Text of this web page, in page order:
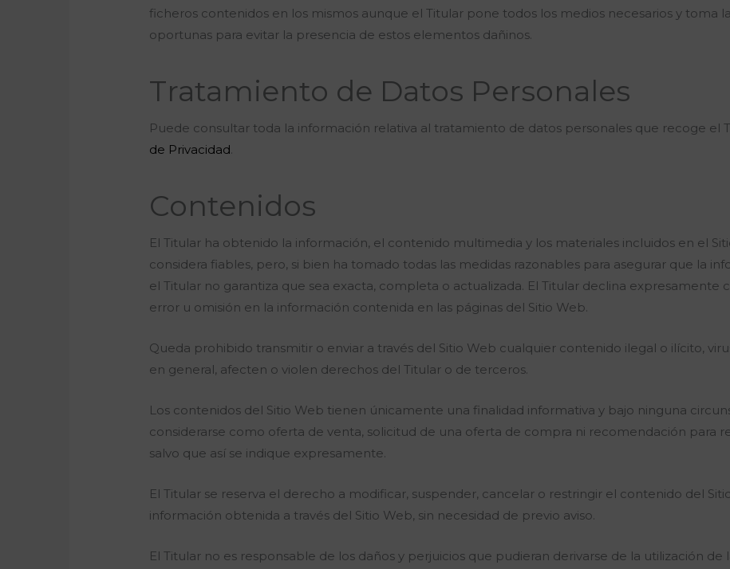
ficheros contenidos en los mismos aunque el Titular pone todos los medios necesarios y toma
oportunas para evitar la presencia de estos elementos dañinos.
Tratamiento de Datos Personales
Puede consultar toda la información relativa al tratamiento de datos personales que recoge el
de Privacidad.
Contenidos
El Titular ha obtenido la información, el contenido multimedia y los materiales incluidos en el
considera fiables, pero, si bien ha tomado todas las medidas razonables para asegurar que la
el Titular no garantiza que sea exacta, completa o actualizada. El Titular declina expresamente
error u omisión en la información contenida en las páginas del Sitio Web.
Queda prohibido transmitir o enviar a través del Sitio Web cualquier contenido ilegal o ilícito,
en general, afecten o violen derechos del Titular o de terceros.
Los contenidos del Sitio Web tienen únicamente una finalidad informativa y bajo ninguna
considerarse como oferta de venta, solicitud de una oferta de compra ni recomendación para
salvo que así se indique expresamente.
El Titular se reserva el derecho a modificar, suspender, cancelar o restringir el contenido del
información obtenida a través del Sitio Web, sin necesidad de previo aviso.
El Titular no es responsable de los daños y perjuicios que pudieran derivarse de la utilización de